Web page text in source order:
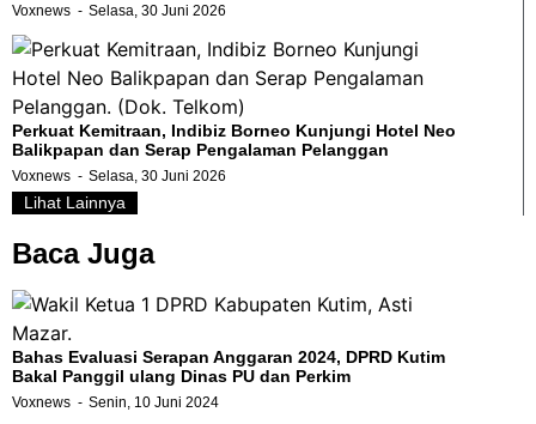
Voxnews Selasa, 30 Juni 2026
Perkuat Kemitraan, Indibiz Borneo Kunjungi Hotel Neo
Balikpapan dan Serap Pengalaman Pelanggan
Voxnews Selasa, 30 Juni 2026
Lihat Lainnya
Baca Juga
Bahas Evaluasi Serapan Anggaran 2024, DPRD Kutim
Bakal Panggil ulang Dinas PU dan Perkim
Voxnews Senin, 10 Juni 2024